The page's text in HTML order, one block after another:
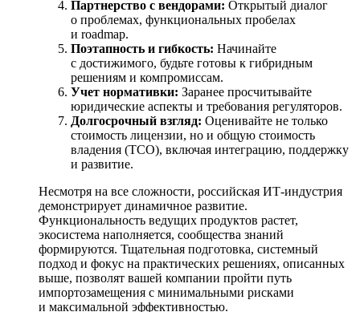
Партнерство с вендорами: Открытый диалог
о проблемах, функциональных пробелах
и roadmap.
Поэтапность и гибкость: Начинайте
с достижимого, будьте готовы к гибридным
решениям и компромиссам.
Учет нормативки: Заранее просчитывайте
юридические аспекты и требования регуляторов.
Долгосрочный взгляд: Оценивайте не только
стоимость лицензии, но и общую стоимость
владения (TCO), включая интеграцию, поддержку
и развитие.
Несмотря на все сложности, российская ИТ-индустрия
демонстрирует динамичное развитие.
Функциональность ведущих продуктов растет,
экосистема наполняется, сообщества знаний
формируются. Тщательная подготовка, системный
подход и фокус на практических решениях, описанных
выше, позволят вашей компании пройти путь
импортозамещения с минимальными рисками
и максимальной эффективностью.